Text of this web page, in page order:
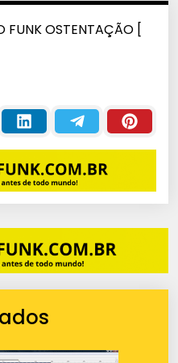
FUNK OSTENTAÇÃO [